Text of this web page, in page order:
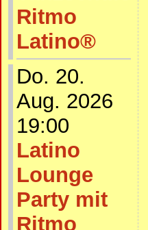
Ritmo
Latino®
Do. 20.
Aug. 2026
19:00
Latino
Lounge
Party mit
Ritmo